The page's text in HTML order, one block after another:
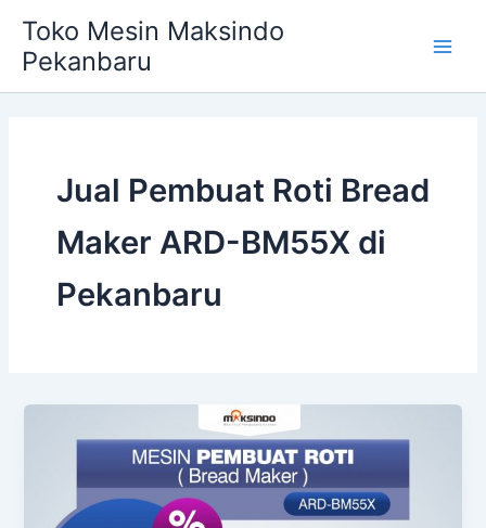
content
Toko Mesin Maksindo
Pekanbaru
Jual Pembuat Roti Bread
Maker ARD-BM55X di
Pekanbaru